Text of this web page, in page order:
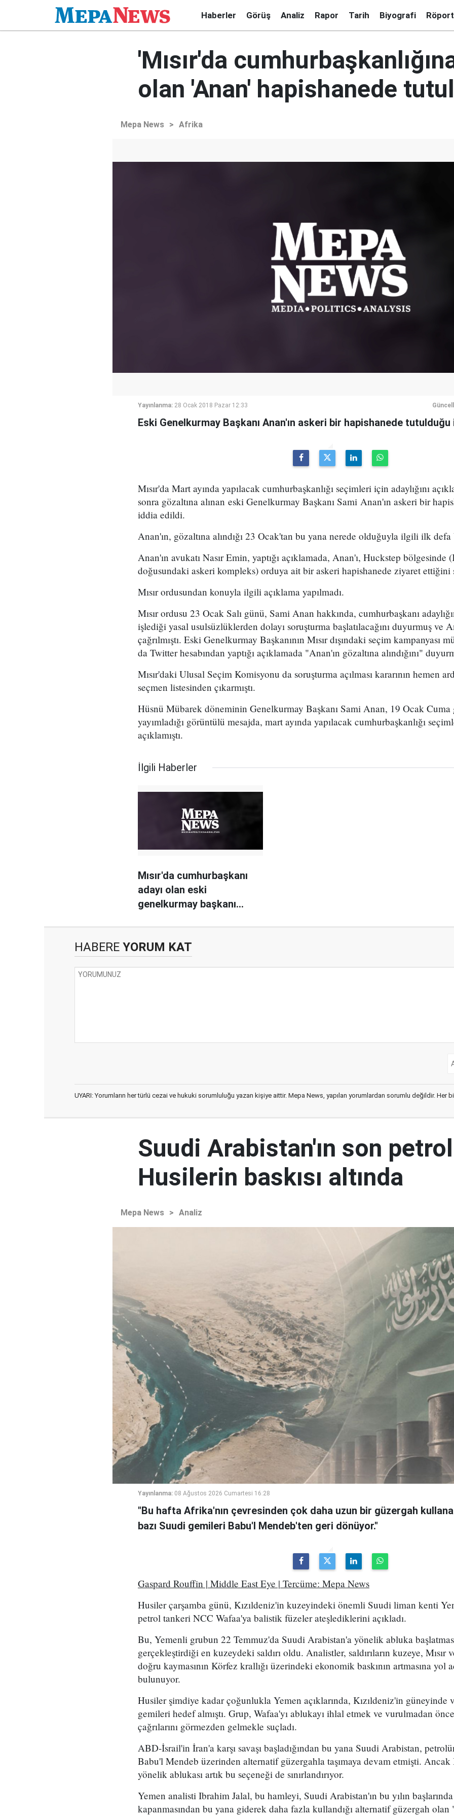
Haberler Görüş Analiz Rapor Tarih Biyografi
'Mısır'da
olan 'Anan' hapishanede
Mepa News > Afrika
Yayınlanma: 28 Ocak 2018 Pazar 12:33
Eski Genelkurmay Başkanı Anan'ın askeri bir hapishanede
Mısır'da Mart ayında yapılacak cumhurbaşkanlığı seçimleri için adaylığını
sonra gözaltına alınan eski Genelkurmay Başkanı Sami Anan'ın askeri bir
iddia edildi.
Anan'ın, gözaltına alındığı 23 Ocak'tan bu yana nerede olduğuyla ilgili ilk defa
Anan'ın avukatı Nasır Emin, yaptığı açıklamada, Anan'ı, Huckstep bölgesinde
doğusundaki askeri kompleks) orduya ait bir askeri hapishanede ziyaret
Mısır ordusundan konuyla ilgili açıklama yapılmadı.
Mısır ordusu 23 Ocak Salı günü, Sami Anan hakkında, cumhurbaşkanı
işlediği yasal usulsüzlüklerden dolayı soruşturma başlatılacağını duyurmuş ve
çağrılmıştı. Eski Genelkurmay Başkanının Mısır dışındaki seçim kampanyası
da Twitter hesabından yaptığı açıklamada "Anan'ın gözaltına alındığını"
Mısır'daki Ulusal Seçim Komisyonu da soruşturma açılması kararının hemen
seçmen listesinden çıkarmıştı.
Hüsnü Mübarek döneminin Genelkurmay Başkanı Sami Anan, 19 Ocak Cuma
yayımladığı görüntülü mesajda, mart ayında yapılacak cumhurbaşkanlığı
açıklamıştı.
İlgili Haberler
Mısır'da cumhurbaşkanı
adayı olan eski
genelkurmay başkanı
HABERE YORUM KAT
UYARI: Yorumların her türlü cezai ve hukuki sorumluluğu yazan kişiye aittir. Mepa News, yapılan yorumlardan sorumlu değildir. Her
Suudi Arabistan'ın son
Husilerin baskısı altında
Mepa News > Analiz
Yayınlanma: 08 Ağustos 2026 Cumartesi 16:28
"Bu hafta Afrika'nın çevresinden çok daha uzun bir güzergah
bazı Suudi gemileri Babu'l Mendeb'ten geri dönüyor."
Gaspard Rouffin | Middle East Eye | Tercüme: Mepa News
Husiler çarşamba günü, Kızıldeniz'in kuzeyindeki önemli Suudi liman kenti
petrol tankeri NCC Wafaa'ya balistik füzeler ateşlediklerini açıkladı.
Bu, Yemenli grubun 22 Temmuz'da Suudi Arabistan'a yönelik abluka
gerçekleştirdiği en kuzeydeki saldırı oldu. Analistler, saldırıların kuzeye, Mısır
doğru kaymasının Körfez krallığı üzerindeki ekonomik baskının artmasına yol
bulunuyor.
Husiler şimdiye kadar çoğunlukla Yemen açıklarında, Kızıldeniz'in
gemileri hedef almıştı. Grup, Wafaa'yı ablukayı ihlal etmek ve vurulmadan
çağrılarını görmezden gelmekle suçladı.
ABD-İsrail'in İran'a karşı savaşı başladığından bu yana Suudi Arabistan,
Babu'l Mendeb üzerinden alternatif güzergahla taşımaya devam etmişti.
yönelik ablukası artık bu seçeneği de sınırlandırıyor.
Yemen analisti Ibrahim Jalal, bu hamleyi, Suudi Arabistan'ın bu yılın
kapanmasından bu yana giderek daha fazla kullandığı alternatif güzergah olan